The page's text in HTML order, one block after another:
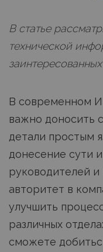
В статье
технической
В современном
важно доносить
детали простым
донесение сути
руководителей
авторитет в
улучшить
различных
сможете